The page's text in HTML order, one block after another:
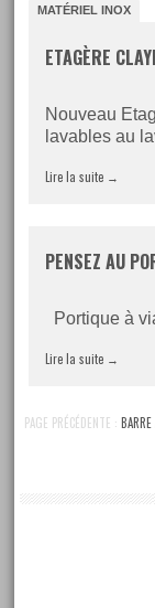
MATÉRIEL INOX
ETAGÈRE
Nouveau
lavables au
Lire la suite →
PENSEZ AU
Portique à
Lire la suite →
PAGE PRÉCÉDENTE :